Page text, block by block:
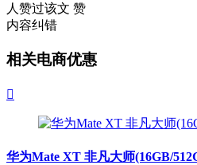
人赞过该文 赞
内容纠错
相关电商优惠

华为Mate XT 非凡大师(16GB/